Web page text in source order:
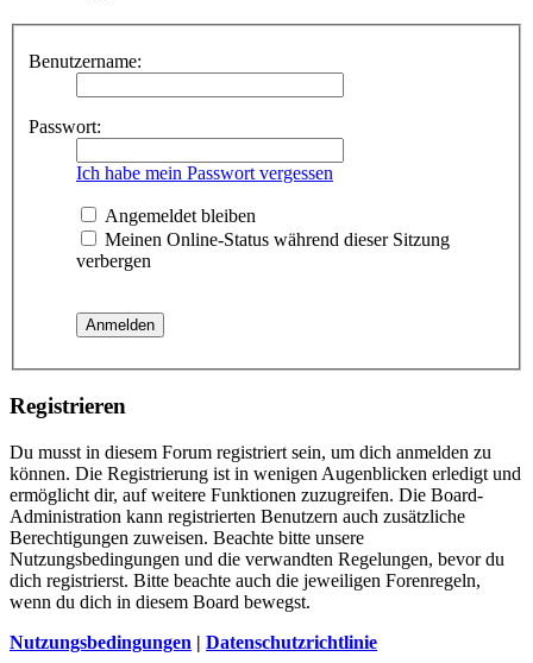
Benutzername:
Passwort:
Ich habe mein Passwort vergessen
Angemeldet bleiben
Meinen Online-Status während dieser Sitzung
verbergen
Registrieren
Du musst in diesem Forum registriert sein, um dich anmelden zu
können. Die Registrierung ist in wenigen Augenblicken erledigt und
ermöglicht dir, auf weitere Funktionen zuzugreifen. Die Board-
Administration kann registrierten Benutzern auch zusätzliche
Berechtigungen zuweisen. Beachte bitte unsere
Nutzungsbedingungen und die verwandten Regelungen, bevor du
dich registrierst. Bitte beachte auch die jeweiligen Forenregeln,
wenn du dich in diesem Board bewegst.
Nutzungsbedingungen | Datenschutzrichtlinie